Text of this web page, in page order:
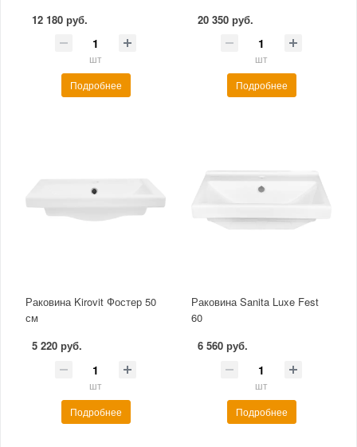
12 180 руб.
шт
Подробнее
20 350 руб.
шт
Подробнее
Раковина Kirovit Фостер 50
см
5 220 руб.
шт
Подробнее
Раковина Sanita Luxe Fest
60
6 560 руб.
шт
Подробнее